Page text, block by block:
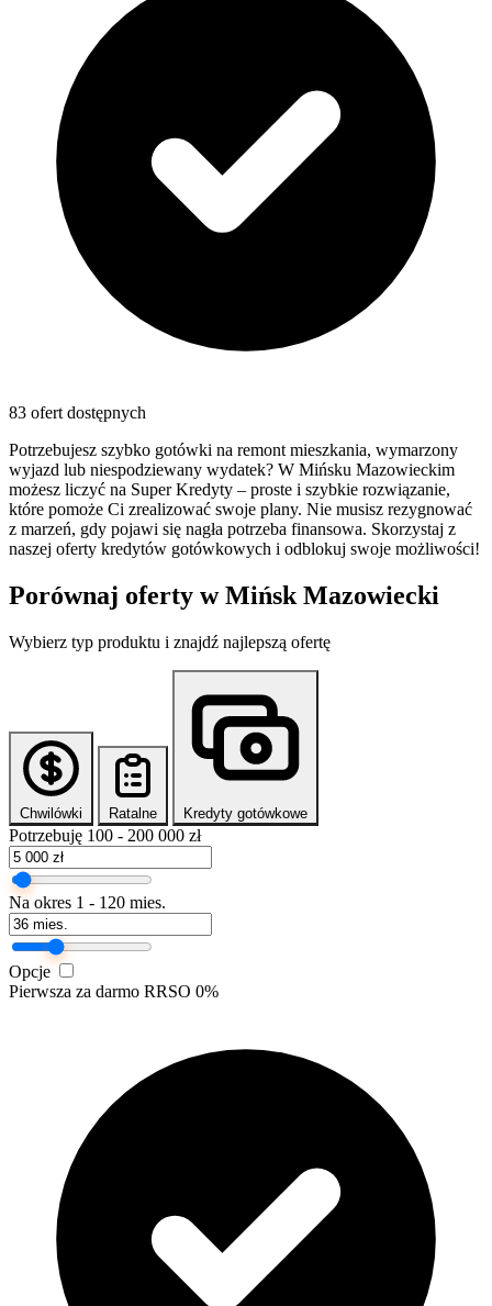
83 ofert dostępnych
Potrzebujesz szybko gotówki na remont mieszkania, wymarzony
wyjazd lub niespodziewany wydatek? W Mińsku Mazowieckim
możesz liczyć na Super Kredyty – proste i szybkie rozwiązanie,
które pomoże Ci zrealizować swoje plany. Nie musisz rezygnować
z marzeń, gdy pojawi się nagła potrzeba finansowa. Skorzystaj z
naszej oferty kredytów gotówkowych i odblokuj swoje możliwości!
Porównaj oferty wMińsk Mazowiecki
Wybierz typ produktu i znajdź najlepszą ofertę
Chwilówki Ratalne Kredyty gotówkowe
Potrzebuję 100 - 200 000 zł
Na okres 1 - 120 mies.
Opcje
Pierwsza za darmo RRSO 0%